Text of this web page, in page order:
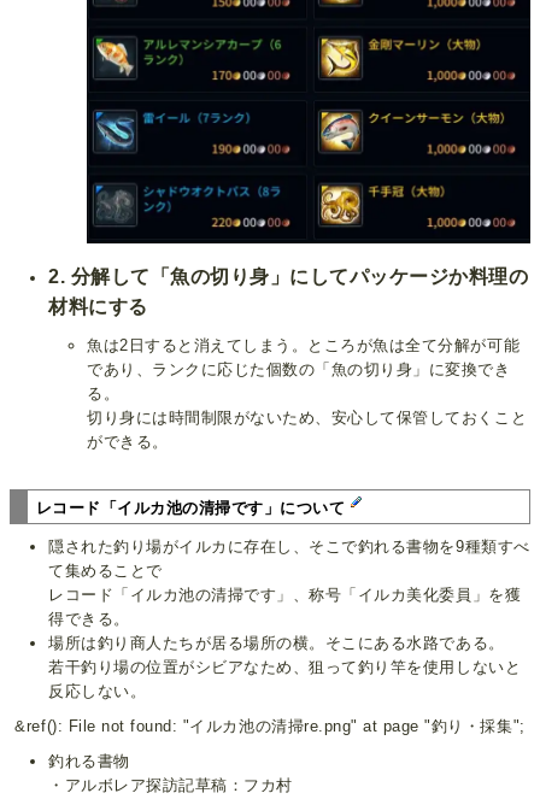
2. 分解して「魚の切り身」にしてパッケージか料理の
材料にする
魚は2日すると消えてしまう。ところが魚は全て分解が可能
であり、ランクに応じた個数の「魚の切り身」に変換でき
る。
切り身には時間制限がないため、安心して保管しておくこと
ができる。
レコード「イルカ池の清掃です」について
隠された釣り場がイルカに存在し、そこで釣れる書物を9種類すべ
て集めることで
レコード「イルカ池の清掃です」、称号「イルカ美化委員」を獲
得できる。
場所は釣り商人たちが居る場所の横。そこにある水路である。
若干釣り場の位置がシビアなため、狙って釣り竿を使用しないと
反応しない。
&ref(): File not found: "イルカ池の清掃re.png" at page "釣り・採集";
釣れる書物
・アルボレア探訪記草稿：フカ村